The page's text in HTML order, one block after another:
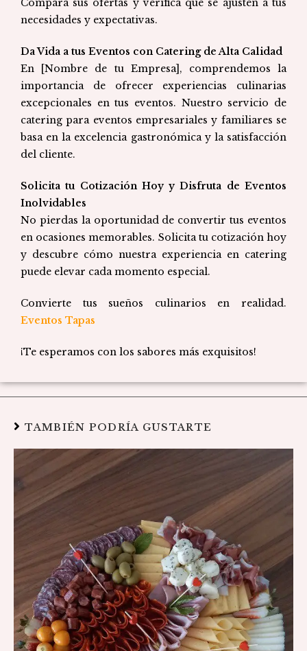
Compara sus ofertas y verifica que se ajusten a tus
necesidades y expectativas.
Da Vida a tus Eventos con Catering de Alta Calidad
En [Nombre de tu Empresa], comprendemos la
importancia de ofrecer experiencias culinarias
excepcionales en tus eventos. Nuestro servicio de
catering para eventos empresariales y familiares se
basa en la excelencia gastronómica y la satisfacción
del cliente.
Solicita tu Cotización Hoy y Disfruta de Eventos
Inolvidables
No pierdas la oportunidad de convertir tus eventos
en ocasiones memorables. Solicita tu cotización hoy
y descubre cómo nuestra experiencia en catering
puede elevar cada momento especial.
Convierte tus sueños culinarios en realidad.
Eventos Tapas
¡Te esperamos con los sabores más exquisitos!
TAMBIÉN PODRÍA GUSTARTE